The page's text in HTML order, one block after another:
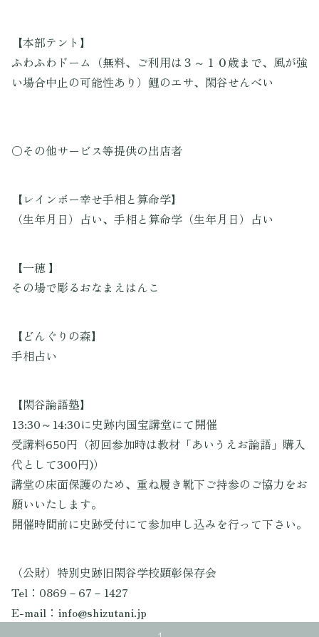
【本部テント】
ふわふわドーム（無料、ご利用は３～１０歳まで、風が強
い場合中止の可能性あり）鯉のエサ、閑谷せんべい
〇その他サービス等提供の出店者
【レインボー幸せ手相と算命学】
（生年月日）占い、手相と算命学（生年月日）占い
【一穂 】
その場で彫るおなまえはんこ
【どんぐりの森】
手相占い
【閑谷論語塾】
13:30～14:30に史跡内国宝講堂にて開催
受講料650円（初回参加時は教材「あいうえお論語」購入
代として300円)）
講堂の床面保護のため、重ね履き靴下ご持参のご協力をお
願いいたします。
開催時間前に史跡受付にて参加申し込みを行って下さい。
（公財）特別史跡旧閑谷学校顕彰保存会
Tel：0869－67－1427
E-mail：info@shizutani.jp